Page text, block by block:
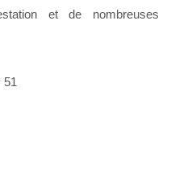
et de nombreuses
51